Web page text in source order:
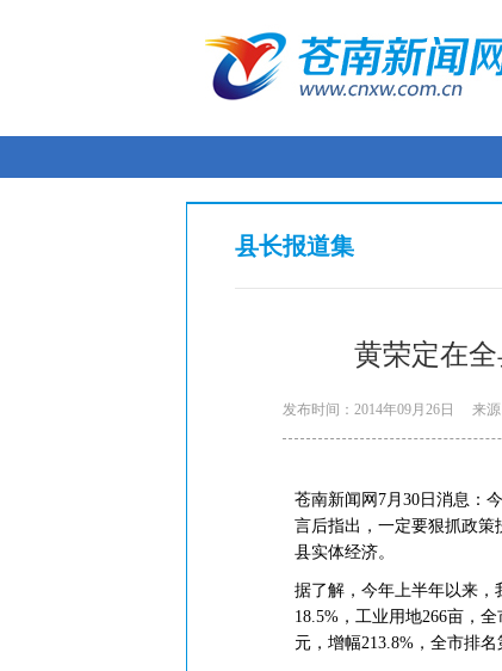
县长报道集
黄荣定在
发布时间：2014年09月26日 来
苍南新闻网7月30日消息：
言后指出，一定要狠抓政
县实体经济。
据了解，今年上半年以来，
18.5%，工业用地266亩，
元，增幅213.8%，全市排名